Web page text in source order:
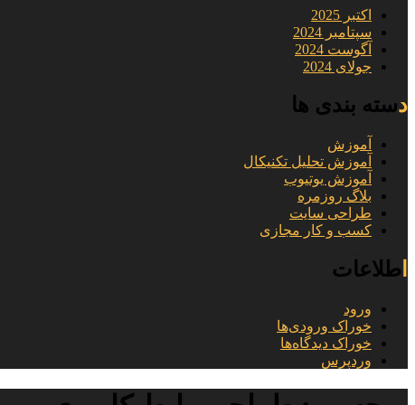
اکتبر 2025
سپتامبر 2024
آگوست 2024
جولای 2024
دسته بندی ها
آموزش
آموزش تحلیل تکنیکال
آموزش یوتیوب
بلاگ روزمره
طراحی سایت
کسب و کار مجازی
اطلاعات
ورود
خوراک ورودی‌ها
خوراک دیدگاه‌ها
وردپرس